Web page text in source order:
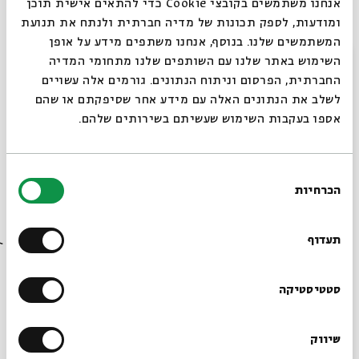
אנחנו משתמשים בקובצי Cookie כדי להתאים אישית תוכן
ומודעות, לספק תכונות של מדיה חברתית ולנתח את תנועת
המשתמשים שלנו. בנוסף, אנחנו משתפים מידע על אופן
השימוש באתר שלנו עם השותפים שלנו מתחומי המדיה
החברתית, הפרסום וניתוח הנתונים. גורמים אלה עשויים
לשלב את הנתונים האלה עם מידע אחר שסיפקתם או שהם
אספו בעקבות השימוש שעשיתם בשירותים שלהם.
הסכמה
הכרחיות
תעדוף
סטטיסטיקה
שיווק
שיעור יומי מקרא וספרות בית שני תלמוד וספרות חז"ל הגות יהודית
קבלה וחסידות תפילה ופיוט מחשבת ההלכה היסטוריה יהודית
הרצאות בשידור חי
הורדת מקורות מתוך אירוע שאלה על הסליחה: ריצוי, מחילה
סגור